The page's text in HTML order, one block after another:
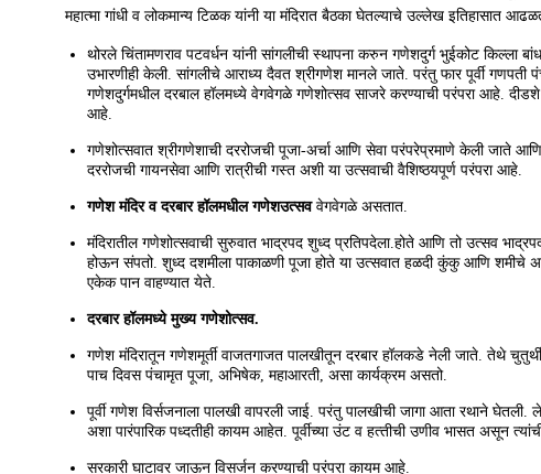
महात्मा गांधी व लोकमान्य टिळक यांनी या मंदिरात बैठका घेतल्याचे उल्लेख इतिहासात
थोरले चिंतामणराव पटवर्धन यांनी सांगलीची स्‍थापना करुन गणेशदुर्ग भुईकोट किल्‍ला
उभारणीही केली. सांगलीचे आराध्‍य दैवत श्रीगणेश मानले जाते. परंतु फार पूर्वी गणपती
गणेशदुर्गमधील दरबाल हॉलमध्‍ये वेगवेगळे गणेशोत्‍सव साजरे करण्‍याची परंपरा आहे. दीडशे
आहे.
गणेशोत्‍सवात श्रीगणेशाची दररोजची पूजा-अर्चा आणि सेवा परंपरेप्रमाणे केली जाते आणि
दररोजची गायनसेवा आणि रात्रीची गस्‍त अशी या उत्‍सवाची वैशिष्‍ठयपूर्ण परंपरा आहे.
गणेश मंदिर व दरबार हॉलमधील गणेशउत्‍सववेगवेगळे असतात.
मंदिरातील गणेशोत्‍सवाची सुरुवात भाद्रपद शुध्‍द प्रतिपदेला.होते आणि तो उत्‍सव
होऊन संपतो. शुध्‍द दशमीला पाकाळणी पूजा होते या उत्‍सवात हळदी कुंकु आणि शमीचे
एकेक पान वाहण्‍यात येते.
दरबार हॉलमध्‍ये मुख्‍य गणेशोत्‍सव.
गणेश मंदिरातून गणेशमूर्ती वाजतगाजत पालखीतून दरबार हॉलकडे नेली जाते. तेथे
पाच दिवस पंचामृत पूजा, अभिषेक, महाआरती, असा कार्यक्रम असतो.
पूर्वी गणेश विर्सजनाला पालखी वापरली जाई. परंतु पालखीची जागा आता रथाने
अशा पारंपारिक पध्‍दतीही कायम आहेत. पूर्वीच्‍या उंट व हत्‍तीची उणीव भासत असून
सरकारी घाटावर जाऊन विसर्जन करण्‍याची परंपरा कायम आहे.